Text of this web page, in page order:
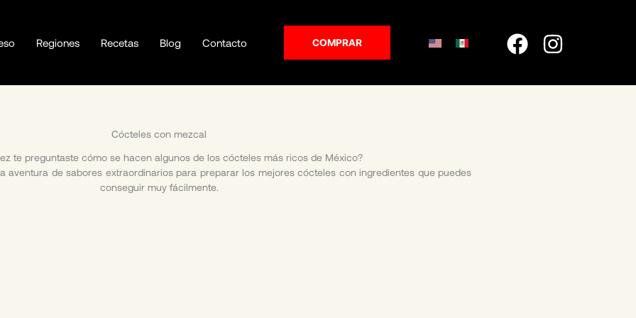
Regiones Recetas Blog Contacto COMPRAR Facebook
Cócteles con mezcal
te preguntaste cómo se hacen algunos de los cócteles más ricos de México?
aventura de sabores extraordinarios para preparar los mejores cócteles con ingredientes que puedes
conseguir muy fácilmente.